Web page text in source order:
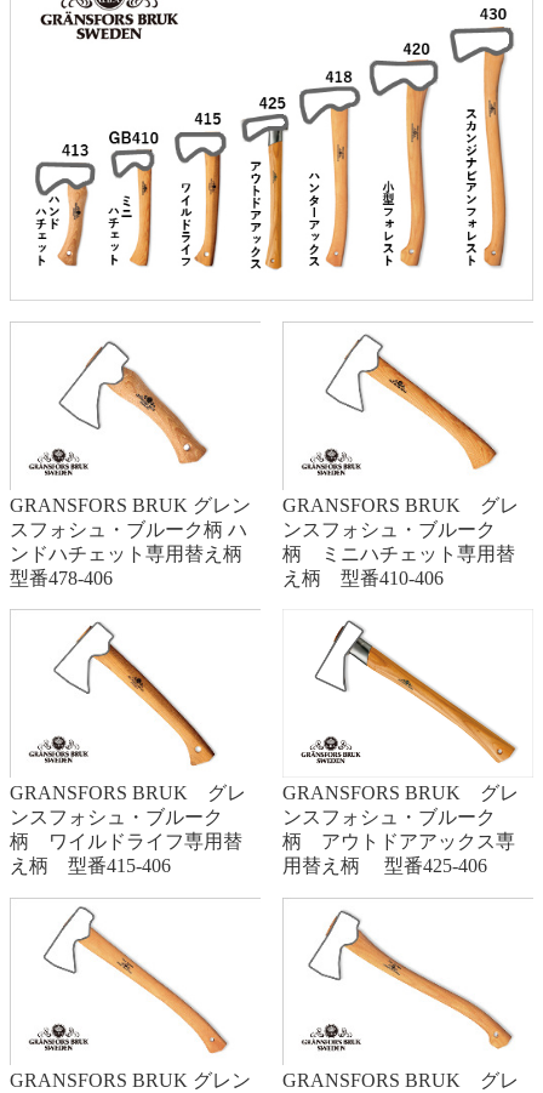
GRANSFORS BRUK グレン
スフォシュ・ブルーク柄 ハ
ンドハチェット専用替え柄
型番478-406
GRANSFORS BRUK グレ
ンスフォシュ・ブルーク
柄 ミニハチェット専用替
え柄 型番410-406
GRANSFORS BRUK グレ
ンスフォシュ・ブルーク
柄 ワイルドライフ専用替
え柄 型番415-406
GRANSFORS BRUK グレ
ンスフォシュ・ブルーク
柄 アウトドアアックス専
用替え柄 型番425-406
GRANSFORS BRUK グレン
GRANSFORS BRUK グレ